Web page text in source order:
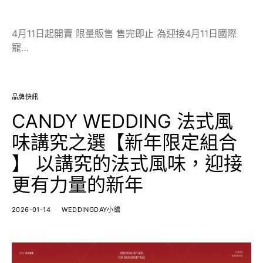
4月11日起開賣 限量販售 售完即止 為迎接4月11日國際
寵…
品牌快訊
CANDY WEDDING 法式風
味講究之選【新年限定組合
】 以講究的法式風味，迎接
更有力量的新年
2026-01-14 WEDDINGDAY小編